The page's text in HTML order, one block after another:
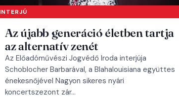
INTERJÚ
Az újabb generáció életben tartja
az alternatív zenét
Az Előadóművészi Jogvédő Iroda interjúja
Schoblocher Barbarával, a Blahalouisiana együttes
énekesnőjével Nagyon sikeres nyári
koncertszezont zár…